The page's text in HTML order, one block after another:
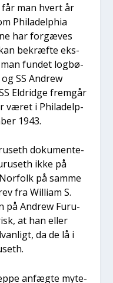
får man hvert år
Phila­delp­hia
har for­gæ­ves
bekræf­te eks­
fun­det log­bø­
SS Andrew
Eldrid­ge frem­går
været i Phila­delp­
1943.
doku­men­te­
ikke på
på sam­me
fra Wil­li­am S.
på Andrew Furu­
at han eller
da de lå i
anfæg­te myte­